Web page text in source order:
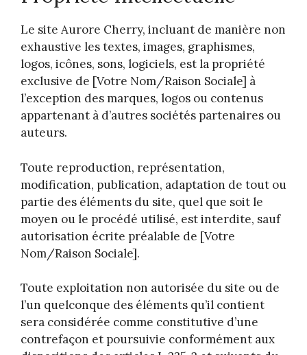
Le site Aurore Cherry, incluant de manière non
exhaustive les textes, images, graphismes,
logos, icônes, sons, logiciels, est la propriété
exclusive de [Votre Nom/Raison Sociale] à
l’exception des marques, logos ou contenus
appartenant à d’autres sociétés partenaires ou
auteurs.
Toute reproduction, représentation,
modification, publication, adaptation de tout ou
partie des éléments du site, quel que soit le
moyen ou le procédé utilisé, est interdite, sauf
autorisation écrite préalable de [Votre
Nom/Raison Sociale].
Toute exploitation non autorisée du site ou de
l’un quelconque des éléments qu’il contient
sera considérée comme constitutive d’une
contrefaçon et poursuivie conformément aux